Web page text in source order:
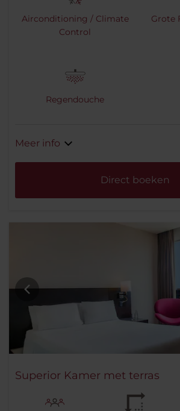
Airconditioning / Climate
Control
Grote
Regendouche
Meer info
Direct boeken
Superior Kamer met terras